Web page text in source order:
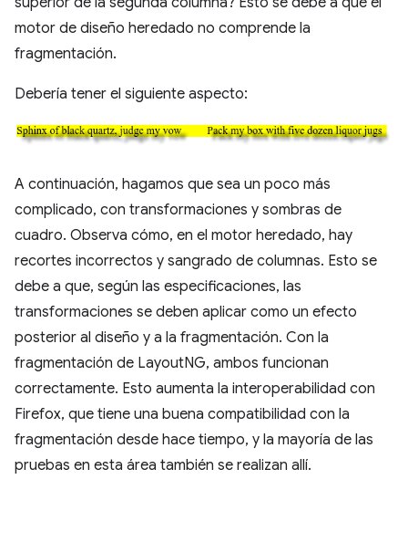
motor de diseño heredado no comprende la
fragmentación.
Debería tener el siguiente aspecto:
A continuación, hagamos que sea un poco más
complicado, con transformaciones y sombras de
cuadro. Observa cómo, en el motor heredado, hay
recortes incorrectos y sangrado de columnas. Esto se
debe a que, según las especificaciones, las
transformaciones se deben aplicar como un efecto
posterior al diseño y a la fragmentación. Con la
fragmentación de LayoutNG, ambos funcionan
correctamente. Esto aumenta la interoperabilidad con
Firefox, que tiene una buena compatibilidad con la
fragmentación desde hace tiempo, y la mayoría de las
pruebas en esta área también se realizan allí.